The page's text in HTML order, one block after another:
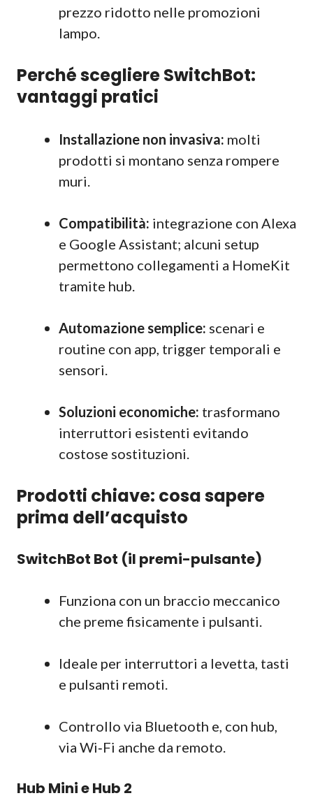
prezzo ridotto nelle promozioni
lampo.
Perché scegliere SwitchBot:
vantaggi pratici
Installazione non invasiva: molti
prodotti si montano senza rompere
muri.
Compatibilità: integrazione con Alexa
e Google Assistant; alcuni setup
permettono collegamenti a HomeKit
tramite hub.
Automazione semplice: scenari e
routine con app, trigger temporali e
sensori.
Soluzioni economiche: trasformano
interruttori esistenti evitando
costose sostituzioni.
Prodotti chiave: cosa sapere
prima dell’acquisto
SwitchBot Bot (il premi-pulsante)
Funziona con un braccio meccanico
che preme fisicamente i pulsanti.
Ideale per interruttori a levetta, tasti
e pulsanti remoti.
Controllo via Bluetooth e, con hub,
via Wi‑Fi anche da remoto.
Hub Mini e Hub 2